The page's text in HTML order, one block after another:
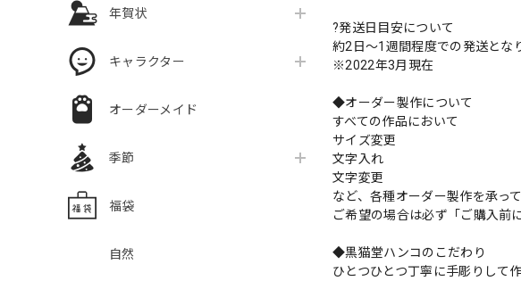
年賀状
キャラクター
オーダーメイド
季節
福袋
自然
?発送日目安について
約2日〜1週間程度での発送とな
※2022年3月現在
◆オーダー製作について
すべての作品において
サイズ変更
文字入れ
文字変更
など、各種オーダー製作を承って
ご希望の場合は必ず「ご購入前
◆黒猫堂ハンコのこだわり
ひとつひとつ丁寧に手彫りして作